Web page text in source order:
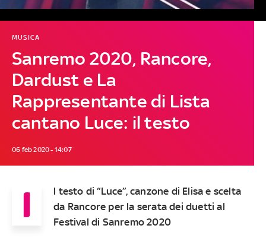
Sanremo 2020, Rancore,
Dardust e La
Rappresentante di Lista
cantano Luce: il testo
MUSICA
06 feb 2020 - 14:07
I
l testo di “Luce”, canzone di Elisa e scelta
da Rancore per la serata dei duetti al
Festival di Sanremo 2020